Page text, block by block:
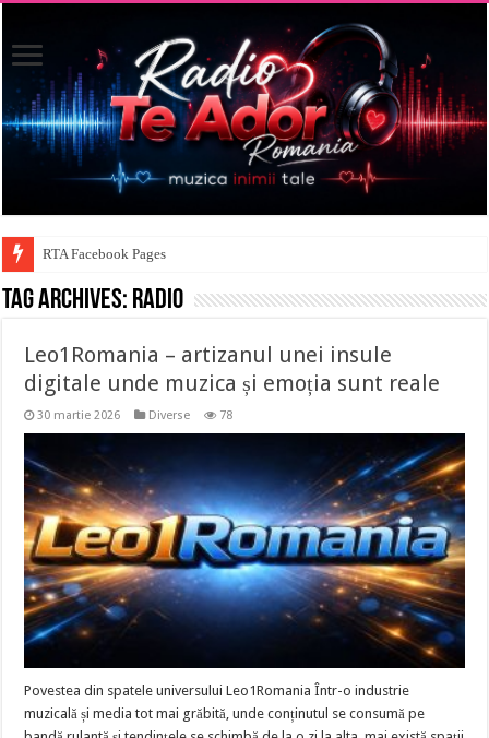
RTA Facebook Pages
Tag Archives: RADIO
Leo1Romania – artizanul unei insule
digitale unde muzica și emoția sunt reale
30 martie 2026 Diverse 78
Povestea din spatele universului Leo1Romania Într-o industrie
muzicală și media tot mai grăbită, unde conținutul se consumă pe